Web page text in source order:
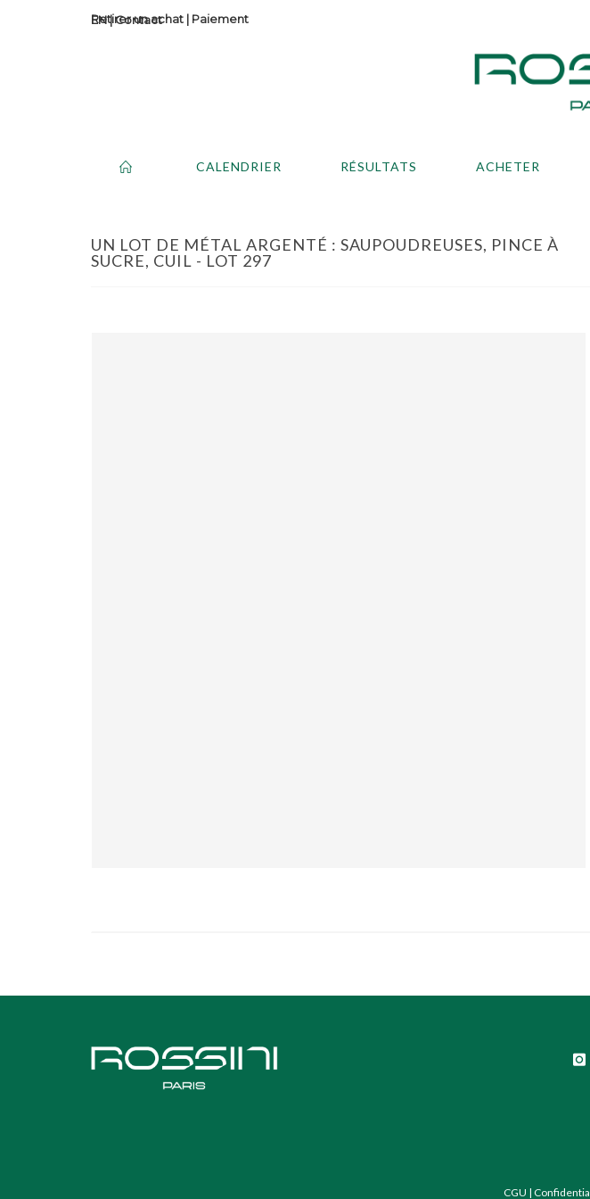
Contact
Retirer un achat | Paiement
CALENDRIER RÉSULTATS ACHETER
UN LOT DE MÉTAL ARGENTÉ : SAUPOUDREUSES, PINCE À
SUCRE, CUIL - LOT 297
CGU |